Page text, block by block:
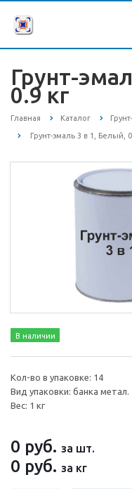
Грунт-
0.9 кг
Главная Каталог
Грунт-эмаль 3 в 1, Белый,
В наличии
Кол-во в упаковке: 14
Вид упаковки: банка метал.
Вес: 1 кг
0 руб. за шт.
0 руб. за кг